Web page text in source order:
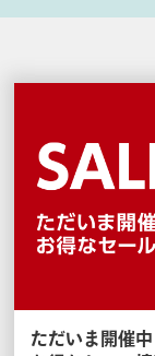
ただいま開催中